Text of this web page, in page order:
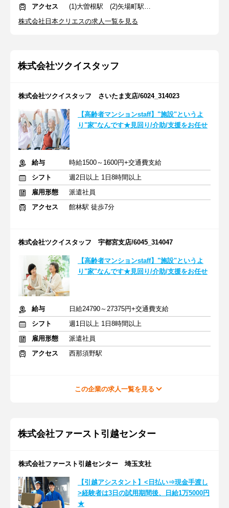
アクセス
(1)大曽根駅 (2)矢場町駅 (3)新守山駅
株式会社日本クリエスの求人一覧を見る
株式会社ツクイスタッフ
株式会社ツクイスタッフ さいたま支店/6024_314023
【高齢者マンションstaff】"施設"というよ
り"家"なんです★見回り/介助/支援をお任せ
給与
時給1500～1600円+交通費支給
シフト
週2日以上 1日8時間以上
雇用形態
派遣社員
アクセス
館林駅 徒歩7分
株式会社ツクイスタッフ 宇都宮支店/6045_314047
【高齢者マンションstaff】"施設"というよ
り"家"なんです★見回り/介助/支援をお任せ
給与
日給24790～27375円+交通費支給
シフト
週1日以上 1日8時間以上
雇用形態
派遣社員
アクセス
西那須野駅
この企業の求人一覧を見る
株式会社ファースト引越センター
株式会社ファースト引越センター 埼玉支社
【引越アシスタント】<日払い⇒現金手渡し
>経験者は3日の試用期間後、日給1万5000円
★